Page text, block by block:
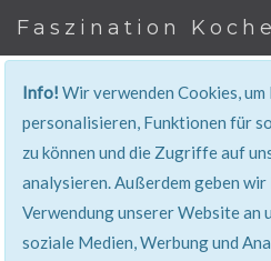
Faszination
Info!Wir verwenden Cookies,
personalisieren, Funktionen für
zu können und die Zugriffe auf
analysieren. Außerdem geben
Verwendung unserer Website an
soziale Medien, Werbung und
Super erklärt